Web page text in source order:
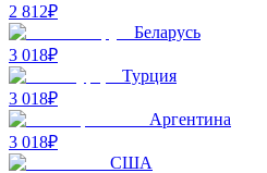
2 812₽
Беларусь
3 018₽
Турция
3 018₽
Аргентина
3 018₽
США